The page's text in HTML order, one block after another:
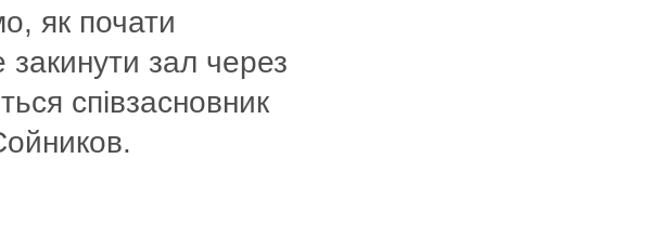
як почати
закинути зал через
співзасновник